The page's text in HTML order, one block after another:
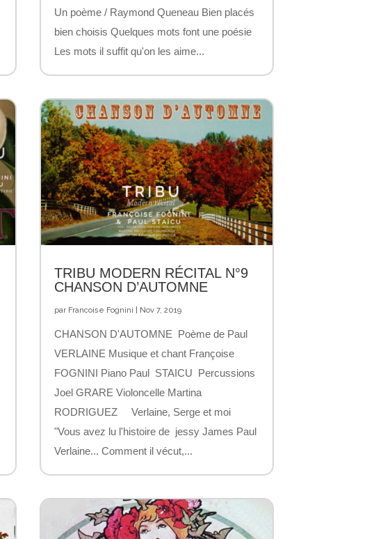
Un poème / Raymond Queneau Bien placés
bien choisis Quelques mots font une poésie
Les mots il suffit qu'on les aime...
TRIBU MODERN RÉCITAL N°9
CHANSON D’AUTOMNE
par Francoise Fognini Nov 7, 2019
CHANSON D'AUTOMNE Poème de Paul
VERLAINE Musique et chant Françoise
FOGNINI Piano Paul STAICU Percussions
Joel GRARE Violoncelle Martina
RODRIGUEZ Verlaine, Serge et moi
"Vous avez lu l'histoire de jessy James Paul
Verlaine... Comment il vécut,...